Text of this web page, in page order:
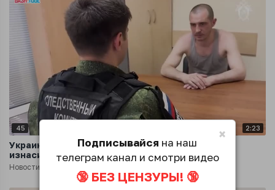
45 2:23
Украинского боевика осудили за убийство и
изнасилование
Новости
×
Подписывайся на наш
телеграм канал и смотри видео
🔞 БЕЗ ЦЕНЗУРЫ! 🔞